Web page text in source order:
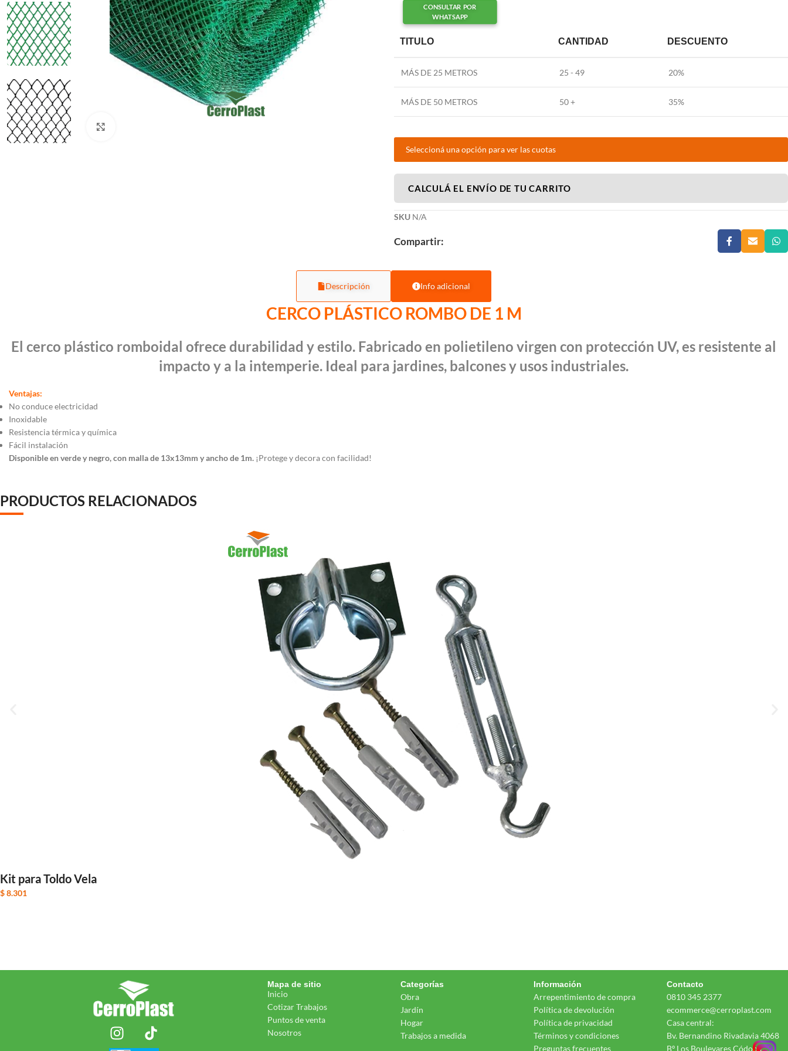
CONSULTAR POR
WHATSAPP
TITULO CANTIDAD DESCUENTO
MÁS DE 25 METROS 25 - 49 20%
MÁS DE 50 METROS 50 + 35%
Seleccioná una opción para ver las cuotas
CALCULÁ EL ENVÍO DE TU CARRITO
SKU N/A
Compartir:
Descripción Info adicional
CERCO PLÁSTICO ROMBO DE 1 M
El cerco plástico romboidal ofrece durabilidad y estilo. Fabricado en polietileno virgen con protección UV, es resistente al
impacto y a la intemperie. Ideal para jardines, balcones y usos industriales.
Ventajas:
No conduce electricidad
Inoxidable
Resistencia térmica y química
Fácil instalación
Disponible en verde y negro, con malla de 13x13mm y ancho de 1m. ¡Protege y decora con facilidad!
PRODUCTOS RELACIONADOS
Kit para Toldo Vela
$8.301
Mapa de sitio
Inicio
Cotizar Trabajos
Puntos de venta
Nosotros
Categorías
Obra
Jardín
Hogar
Trabajos a medida
Información
Arrepentimiento de compra
Política de devolución
Política de privacidad
Términos y condiciones
Preguntas frecuentes
Contacto
0810 345 2377
ecommerce@cerroplast.com
Casa central:
Bv. Bernandino Rivadavia 4068
Bº Los Boulevares Códoba